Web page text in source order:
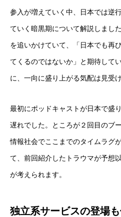
参入が増えていく中、日本では逆
ていく暗黒期について解説しまし
を追いかけていて、「日本でも再
てくるのではないか」と期待して
に、一向に盛り上がる気配は見受
最初にポッドキャストが日本で盛
遅れでした。ところが２回目のブ
情報社会でここまでのタイムラグ
て、前回紹介したトラウマが予想
が考えられます。
独立系サービスの登場